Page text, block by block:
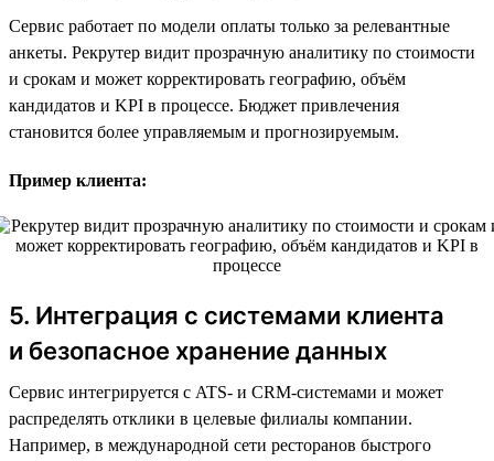
Сервис работает по модели оплаты только за релевантные
анкеты. Рекрутер видит прозрачную аналитику по стоимости
и срокам и может корректировать географию, объём
кандидатов и KPI в процессе. Бюджет привлечения
становится более управляемым и прогнозируемым.
Пример клиента:
5. Интеграция с системами клиента
и безопасное хранение данных
Сервис интегрируется с ATS- и CRM-системами и может
распределять отклики в целевые филиалы компании.
Например, в международной сети ресторанов быстрого